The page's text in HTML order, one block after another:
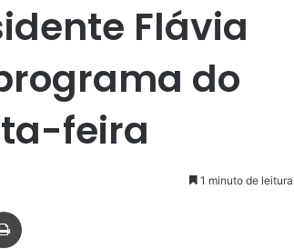
Flávia
do
feira
1 minuto de leitura